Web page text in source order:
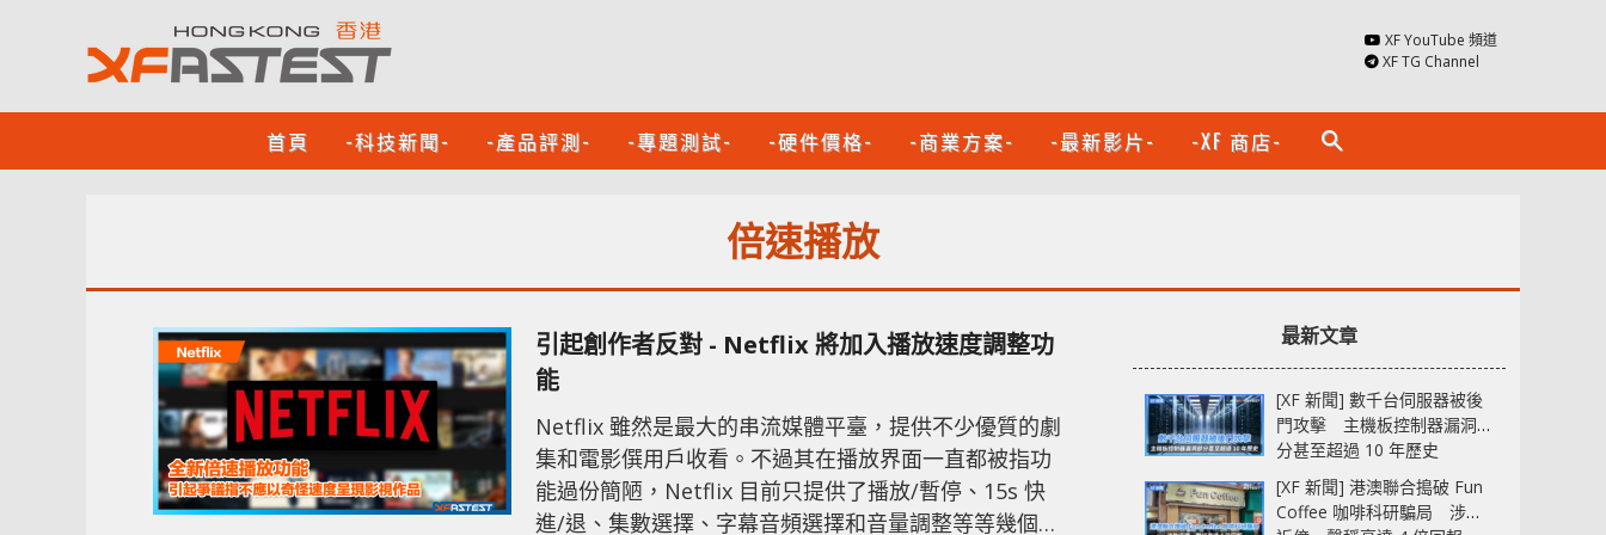
XF YouTube 頻道
XF TG Channel
首頁 -科技新聞- -產品評測- -專題測試- -硬件價格- -商業方案- -最新影片- -XF 商店- search
倍速播放
引起創作者反對 - Netflix 將加入播放速度調整功
能
Netflix 雖然是最大的串流媒體平臺，提供不少優質的劇
集和電影僎用戶收看。不過其在播放界面一直都被指功
能過份簡陋，Netflix 目前只提供了播放/暫停、15s 快
進/退、集數選擇、字幕音頻選擇和音量調整等等幾個核
最新文章
[XF 新聞] 數千台伺服器被後
門攻擊 主機板控制器漏洞部
分甚至超過 10 年歷史
[XF 新聞] 港澳聯合搗破 Fun
Coffee 咖啡科研騙局 涉款